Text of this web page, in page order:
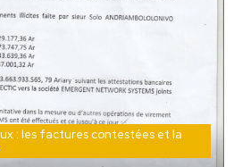
: les factures contestées et la